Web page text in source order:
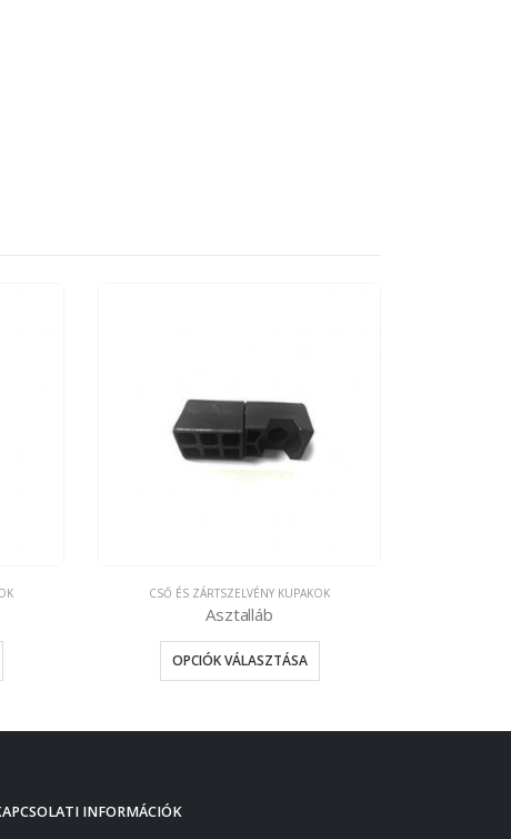
CSŐ ÉS ZÁRTSZELVÉNY KUPAKOK
Asztalláb
OPCIÓK VÁLASZTÁSA
INFORMÁCIÓK